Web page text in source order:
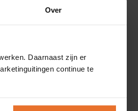
Over
Daarnaast zijn er
continue te